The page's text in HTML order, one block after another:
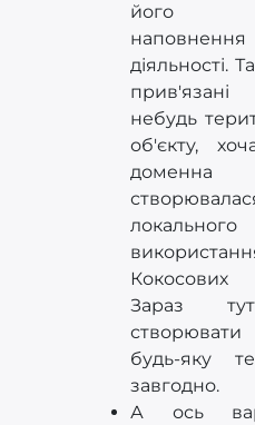
його
діяльності.
небудь
об'єкту,
локального
Кокосових
Зараз
будь-яку
завгодно.
А ось